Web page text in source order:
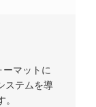
ーマットに
ステムを導